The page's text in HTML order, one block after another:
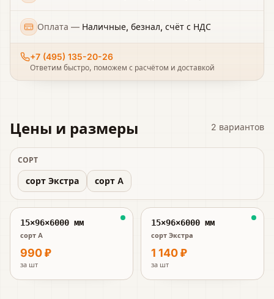
Оплата — Наличные, безнал, счёт с НДС
+7 (495) 135-20-26
Ответим быстро, поможем с расчётом и доставкой
Цены и размеры 2 вариантов
СОРТ
сорт Экстра сорт A
15×96×6000 мм
сорт A
990 ₽
за шт
15×96×6000 мм
сорт Экстра
1 140 ₽
за шт